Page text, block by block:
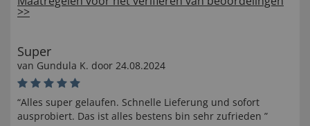
>>
Super
van Gundula K. door 24.08.2024
“Alles super gelaufen. Schnelle Lieferung und sofort
ausprobiert. Das ist alles bestens bin sehr zufrieden ”